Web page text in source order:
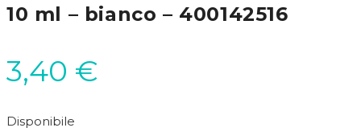
10 ml – bianco – 400142516
3,40 €
Disponibile